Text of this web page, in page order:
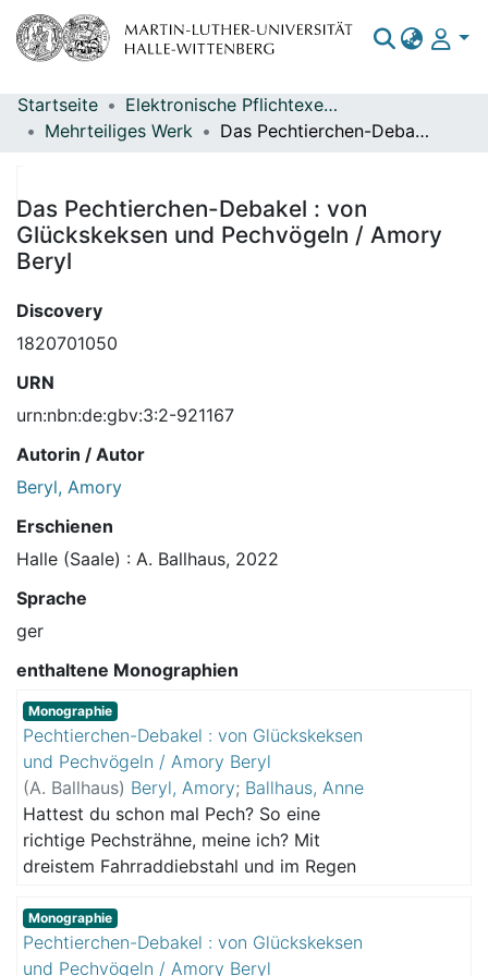
Bereiche & Sammlungen
Statistiken
Startseite
Elektronische Pflichtexemplare
Mehrteiliges Werk
Das Pechtierchen-Debakel : von Glückskeksen und Pechvögeln / Amory Beryl
Das Pechtierchen-Debakel : von
Glückskeksen und Pechvögeln / Amory
Beryl
Discovery
1820701050
URN
urn:nbn:de:gbv:3:2-921167
Autorin / Autor
Beryl, Amory
Erschienen
Halle (Saale) : A. Ballhaus, 2022
Sprache
ger
enthaltene Monographien
Monographie
Pechtierchen-Debakel : von Glückskeksen
und Pechvögeln / Amory Beryl
(A. Ballhaus) Beryl, Amory; Ballhaus, Anne
Hattest du schon mal Pech? So eine
richtige Pechsträhne, meine ich? Mit
dreistem Fahrraddiebstahl und im Regen
Wasserrohrbruch im Keller, mit einem
nervigen Ausschlag in der Achselhöhle und
vergammelten Frühstückseiern - und das
Monographie
Pechtierchen-Debakel : von Glückskeksen
und Pechvögeln / Amory Beryl